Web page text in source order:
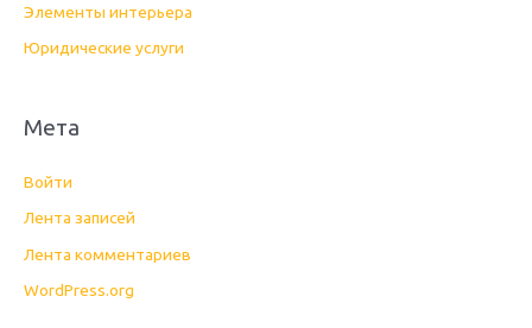
Элементы интерьера
Юридические услуги
Мета
Войти
Лента записей
Лента комментариев
WordPress.org